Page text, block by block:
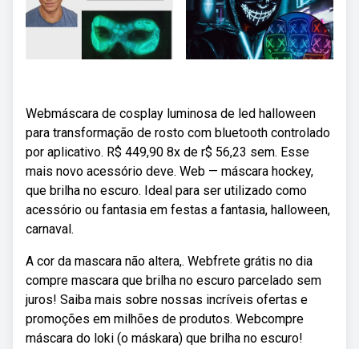
Webmáscara de cosplay luminosa de led halloween
para transformação de rosto com bluetooth controlado
por aplicativo. R$ 449,90 8x de r$ 56,23 sem. Esse
mais novo acessório deve. Web — máscara hockey,
que brilha no escuro. Ideal para ser utilizado como
acessório ou fantasia em festas a fantasia, halloween,
carnaval.
A cor da mascara não altera,. Webfrete grátis no dia
compre mascara que brilha no escuro parcelado sem
juros! Saiba mais sobre nossas incríveis ofertas e
promoções em milhões de produtos. Webcompre
máscara do loki (o máskara) que brilha no escuro!